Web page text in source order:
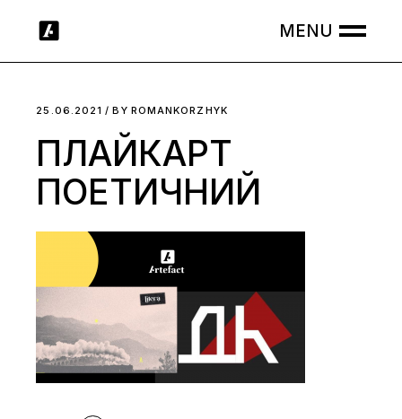
25.06.2021 BY ROMANKORZHYK
ПЛАЙКАРТ
ПОЕТИЧНИЙ